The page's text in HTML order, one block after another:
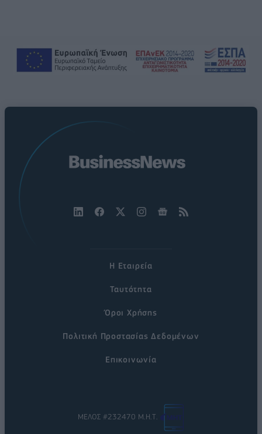
Η Εταιρεία
Ταυτότητα
Όροι Χρήσης
Πολιτική Προστασίας Δεδομένων
Επικοινωνία
ΜΕΛΟΣ #232470 Μ.Η.Τ.